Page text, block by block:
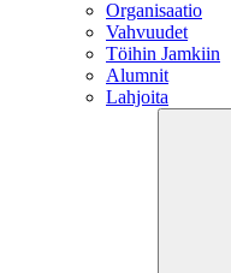
Organisaatio
Vahvuudet
Töihin Jamkiin
Alumnit
Lahjoita